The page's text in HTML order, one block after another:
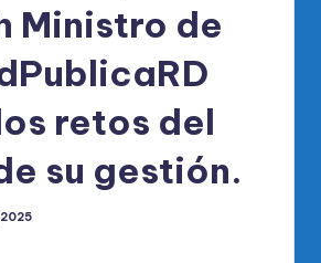
Ministro de
retos del
su gestión.